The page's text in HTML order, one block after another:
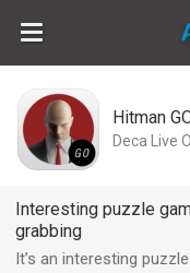
Hitman
Deca Live
Interesting puzzle
grabbing
It’s an interesting